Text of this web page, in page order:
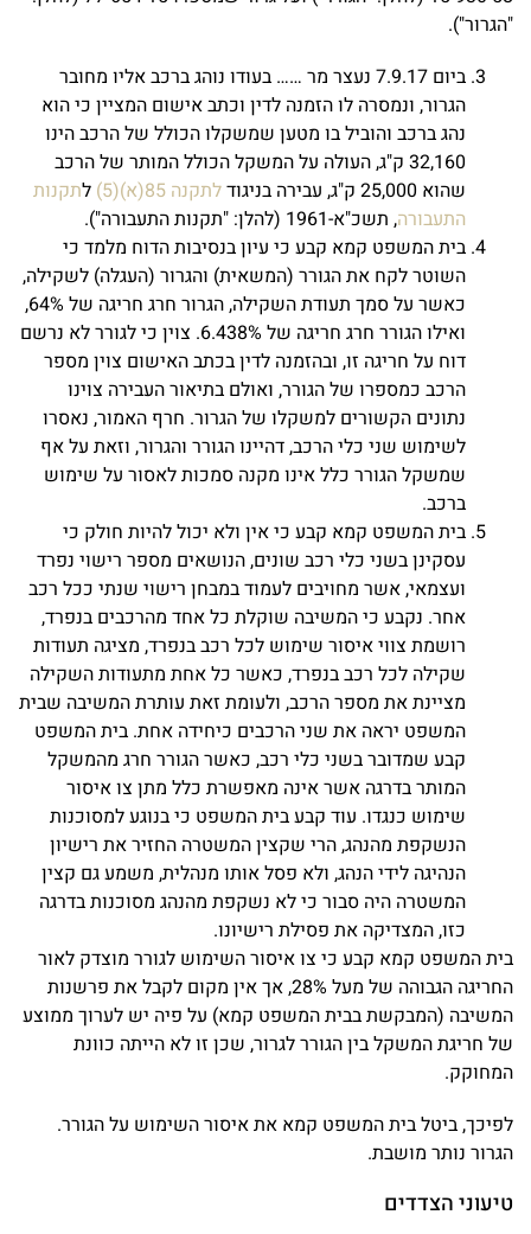
"הגרור").
ביום 7.9.17 נעצר מר …… בעודו נוהג ברכב אליו מחובר
הגרור, ונמסרה לו הזמנה לדין וכתב אישום המציין כי הוא
נהג ברכב והוביל בו מטען שמשקלו הכולל של הרכב הינו
32,160 ק"ג, העולה על המשקל הכולל המותר של הרכב
שהוא 25,000 ק"ג, עבירה בניגוד
לתקנה 85(א)(5) לתקנות
התעבורה, תשכ"א-1961 (להלן: "תקנות התעבורה").
בית המשפט קמא קבע כי עיון בנסיבות הדוח מלמד כי
השוטר לקח את הגורר (המשאית) והגרור (העגלה) לשקילה,
כאשר על סמך תעודת השקילה, הגרור חרג חריגה של 64%,
ואילו הגורר חרג חריגה של 6.438%. צוין כי לגורר לא נרשם
דוח על חריגה זו, ובהזמנה לדין בכתב האישום צוין מספר
הרכב כמספרו של הגורר, ואולם בתיאור העבירה צוינו
נתונים הקשורים למשקלו של הגרור. חרף האמור, נאסרו
לשימוש שני כלי הרכב, דהיינו הגורר והגרור, וזאת על אף
שמשקל הגורר כלל אינו מקנה סמכות לאסור על שימוש
ברכב.
בית המשפט קמא קבע כי אין ולא יכול להיות חולק כי
עסקינן בשני כלי רכב שונים, הנושאים מספר רישוי נפרד
ועצמאי, אשר מחויבים לעמוד במבחן רישוי שנתי ככל רכב
אחר. נקבע כי המשיבה שוקלת כל אחד מהרכבים בנפרד,
רושמת צווי איסור שימוש לכל רכב בנפרד, מציגה תעודות
שקילה לכל רכב בנפרד, כאשר כל אחת מתעודות השקילה
מציינת את מספר הרכב, ולעומת זאת עותרת המשיבה שבית
המשפט יראה את שני הרכבים כיחידה אחת. בית המשפט
קבע שמדובר בשני כלי רכב, כאשר הגורר חרג מהמשקל
המותר בדרגה אשר אינה מאפשרת כלל מתן צו איסור
שימוש כנגדו. עוד קבע בית המשפט כי בנוגע למסוכנות
הנשקפת מהנהג, הרי שקצין המשטרה החזיר את רישיון
הנהיגה לידי הנהג, ולא פסל אותו מנהלית, משמע גם קצין
המשטרה היה סבור כי לא נשקפת מהנהג מסוכנות בדרגה
כזו, המצדיקה את פסילת רישיונו.
בית המשפט קמא קבע כי צו איסור השימוש לגורר מוצדק לאור
החריגה הגבוהה של מעל 28%, אך אין מקום לקבל את פרשנות
המשיבה (המבקשת בבית המשפט קמא) על פיה יש לערוך ממוצע
של חריגת המשקל בין הגורר לגרור, שכן זו לא הייתה כוונת
המחוקק.
לפיכך, ביטל בית המשפט קמא את איסור השימוש על הגורר.
הגרור נותר מושבת.
טיעוני הצדדים